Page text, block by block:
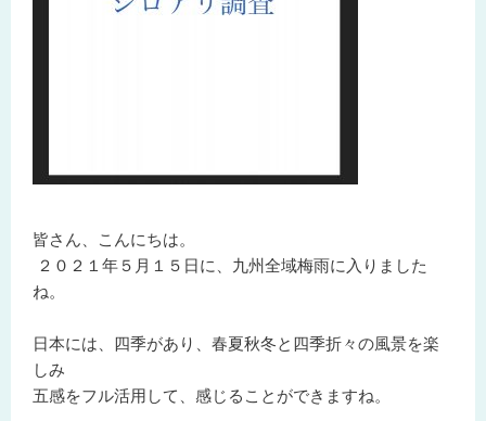
皆さん、こんにちは。
２０２１年５月１５日に、九州全域梅雨に入りました
ね。
日本には、四季があり、春夏秋冬と四季折々の風景を楽
しみ
五感をフル活用して、感じることができますね。